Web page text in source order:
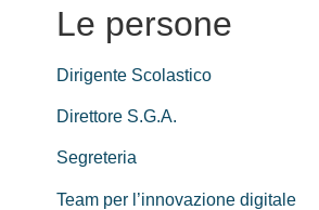
Le persone
Dirigente Scolastico
Direttore S.G.A.
Segreteria
Team per l’innovazione digitale